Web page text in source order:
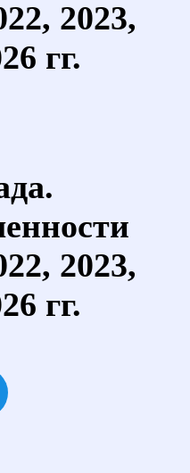
2023,
гг.
2023,
гг.